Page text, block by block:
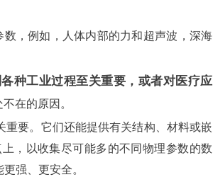
，例如，人体内部的力和超声波，深海
种工业过程至关重要，或者对医疗应
在的原因。
要。它们还能提供有关结构、材料或嵌
，以收集尽可能多的不同物理参数的数
强、更安全。